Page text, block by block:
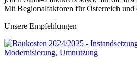
Mit Regionalfaktoren für Österreich und
Unsere Empfehlungen